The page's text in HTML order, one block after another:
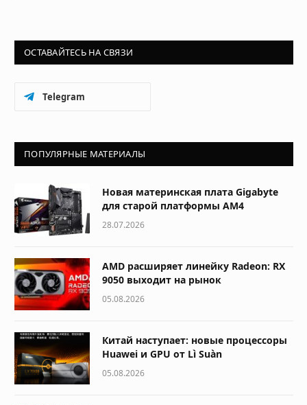
ОСТАВАЙТЕСЬ НА СВЯЗИ
Telegram
ПОПУЛЯРНЫЕ МАТЕРИАЛЫ
Новая материнская плата Gigabyte
для старой платформы AM4
28.07.2026
AMD расширяет линейку Radeon: RX
9050 выходит на рынок
05.08.2026
Китай наступает: новые процессоры
Huawei и GPU от Lì Suàn
05.08.2026